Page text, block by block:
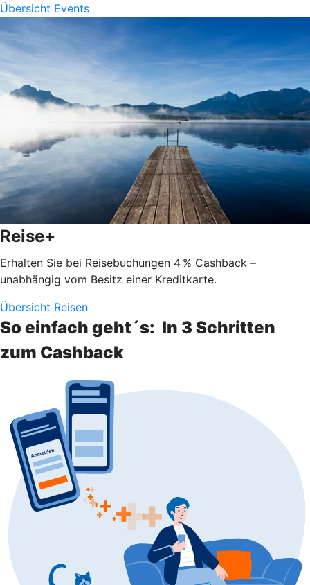
Übersicht Events
Reise+
Erhalten Sie bei Reisebuchungen 4 % Cashback –
unabhängig vom Besitz einer Kreditkarte.
Übersicht Reisen
So einfach geht´s: In 3 Schritten
zum Cashback